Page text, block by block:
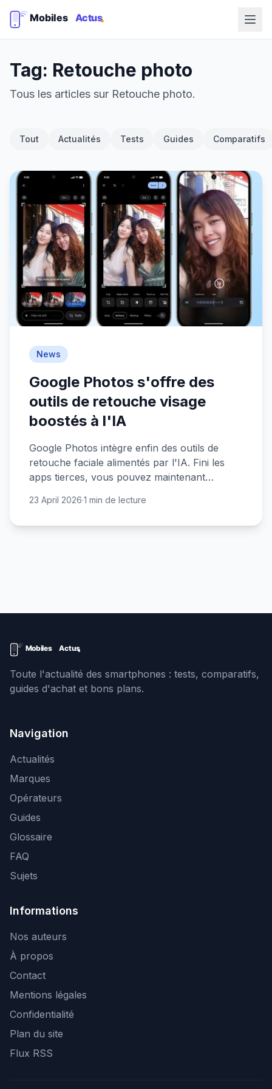
Tag: Retouche photo
Tous les articles sur Retouche photo.
Tout Actualités Tests Guides Comparatifs
News
Google Photos s'offre des
outils de retouche visage
boostés à l'IA
Google Photos intègre enfin des outils de
retouche faciale alimentés par l'IA. Fini les
apps tierces, vous pouvez maintenant
l'application.
23 April 2026·1 min de lecture
Toute l'actualité des smartphones : tests, comparatifs,
guides d'achat et bons plans.
Navigation
Actualités
Marques
Opérateurs
Guides
Glossaire
FAQ
Sujets
Informations
Nos auteurs
À propos
Contact
Mentions légales
Confidentialité
Plan du site
Flux RSS